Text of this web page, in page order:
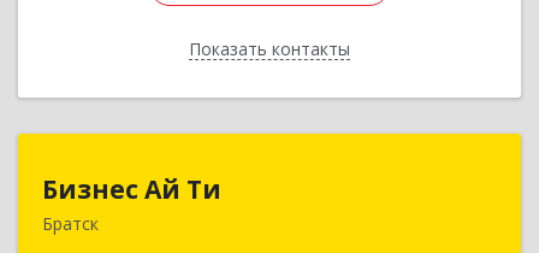
Показать контакты
Назад
Бизнес Ай Ти
Братск
665717, Иркутская обл, Братск г, Центральный